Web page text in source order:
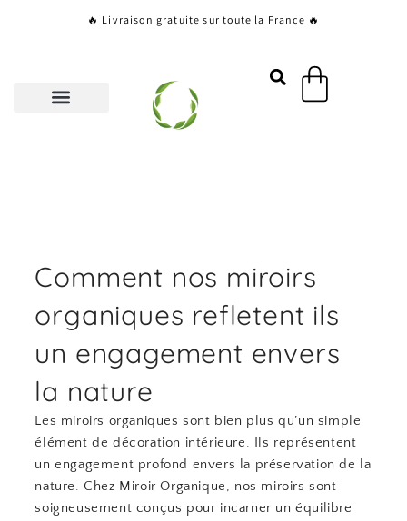
🔥 Livraison gratuite sur toute la France 🔥
Panier
Comment nos miroirs
organiques refletent ils
un engagement envers
la nature
Les miroirs organiques sont bien plus qu’un simple
élément de décoration intérieure. Ils représentent
un engagement profond envers la préservation de la
nature. Chez Miroir Organique, nos miroirs sont
soigneusement conçus pour incarner un équilibre